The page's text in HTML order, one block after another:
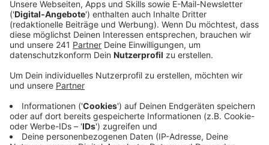
Veröffentlicht:Freitag, 26.04.2024 13:15
Anzeige
Unter anderem kommt prominenter Besuch nach
Schulz lädt am Freitagabend zu einer Buchpremiere
des Autors Martin Häusler ins Forum. Es geht um
Chancen im Klimawandel, Start ist um 19:00 Uhr und